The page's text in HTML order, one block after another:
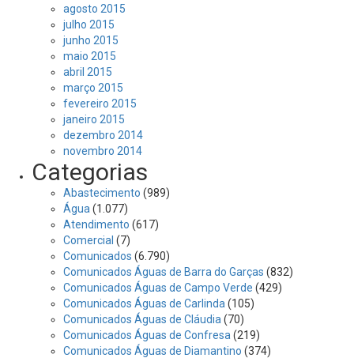
agosto 2015
julho 2015
junho 2015
maio 2015
abril 2015
março 2015
fevereiro 2015
janeiro 2015
dezembro 2014
novembro 2014
Categorias
Abastecimento (989)
Água (1.077)
Atendimento (617)
Comercial (7)
Comunicados (6.790)
Comunicados Águas de Barra do Garças (832)
Comunicados Águas de Campo Verde (429)
Comunicados Águas de Carlinda (105)
Comunicados Águas de Cláudia (70)
Comunicados Águas de Confresa (219)
Comunicados Águas de Diamantino (374)